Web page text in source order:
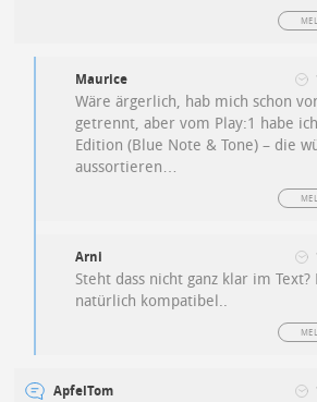
Maurice
Wäre ärgerlich, hab mich schon
getrennt, aber vom Play:1 habe
Edition (Blue Note & Tone) – die
aussortieren…
Arni
Steht dass nicht ganz klar im
natürlich kompatibel..
ApfelTom